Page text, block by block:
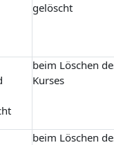
gelöscht
beim Löschen
Kurses
beim Löschen